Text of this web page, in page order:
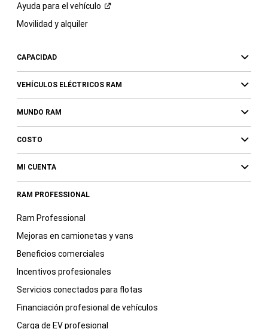
Ayuda para el vehículo
Movilidad y alquiler
CAPACIDAD
VEHÍCULOS ELÉCTRICOS RAM
MUNDO RAM
COSTO
MI CUENTA
RAM PROFESSIONAL
Ram Professional
Mejoras en camionetas y vans
Beneficios comerciales
Incentivos profesionales
Servicios conectados para flotas
Financiación profesional de vehículos
Carga de EV profesional